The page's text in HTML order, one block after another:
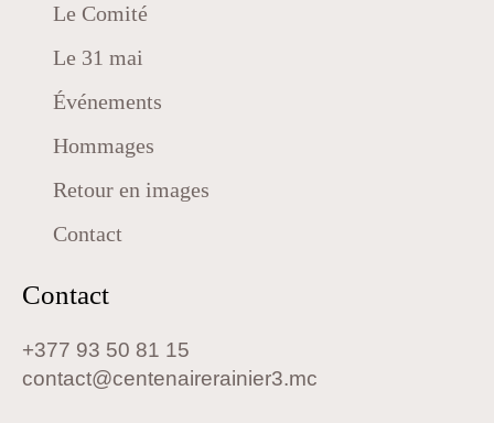
Le Comité
Le 31 mai
Événements
Hommages
Retour en images
Contact
Contact
+377 93 50 81 15
contact@centenairerainier3.mc